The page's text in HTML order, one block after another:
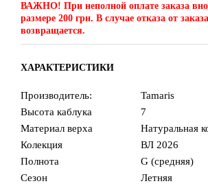
ВАЖНО! При неполной оплате заказа
размере 200 грн. В случае отказа от
возвращается.
ХАРАКТЕРИСТИКИ
Производитель:
Tamaris
Высота каблука
7
Материал верха
Натуральная
Колекция
ВЛ 2026
Полнота
G (средняя)
Сезон
Летняя